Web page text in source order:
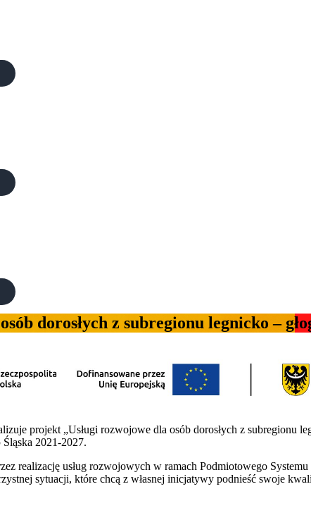
dorosłych z subregionu legnicko –
projekt „Usługi rozwojowe dla osób dorosłych z subregionu
2021-2027.
realizację usług rozwojowych w ramach Podmiotowego
sytuacji, które chcą z własnej inicjatywy podnieść swoje